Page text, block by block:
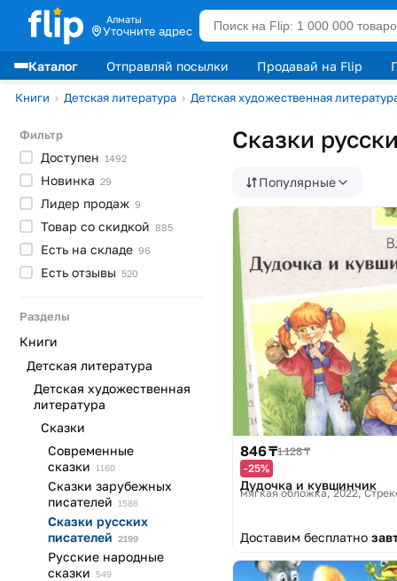
Алматы
Уточните адрес
Каталог Отправляй посылки Продавай на Flip
Лидеры продаж
Книги › Детская литература › Детская художественная
Фильтр
Доступен 1492
Новинка 29
Лидер продаж 9
Товар со скидкой 885
Есть на складе 96
Есть отзывы 520
Разделы
Книги
Детская литература
Детская художественная
литература
Сказки
Современные
сказки 1160
Сказки зарубежных
писателей 1586
Сказки русских
писателей 2199
Русские народные
сказки
549
Сказки
Популярные
846 ₸1 128 ₸
-25%
Дудочка и кувшинчик
мягкая обложка, 2022
Доставим бесплатно